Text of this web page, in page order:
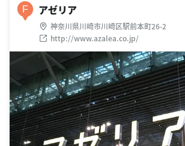
F アゼリア
神奈川県川崎市川崎区駅前本町26-2
http://www.azalea.co.jp/